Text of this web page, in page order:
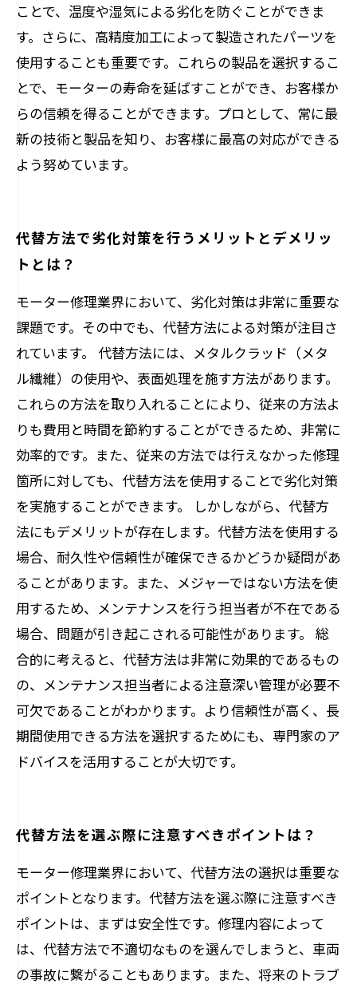
ことで、温度や湿気による劣化を防ぐことができま
す。さらに、高精度加工によって製造されたパーツを
使用することも重要です。これらの製品を選択するこ
とで、モーターの寿命を延ばすことができ、お客様か
らの信頼を得ることができます。プロとして、常に最
新の技術と製品を知り、お客様に最高の対応ができる
よう努めています。
代替方法で劣化対策を行うメリットとデメリッ
トとは？
モーター修理業界において、劣化対策は非常に重要な
課題です。その中でも、代替方法による対策が注目さ
れています。 代替方法には、メタルクラッド（メタ
ル繊維）の使用や、表面処理を施す方法があります。
これらの方法を取り入れることにより、従来の方法よ
りも費用と時間を節約することができるため、非常に
効率的です。また、従来の方法では行えなかった修理
箇所に対しても、代替方法を使用することで劣化対策
を実施することができます。 しかしながら、代替方
法にもデメリットが存在します。代替方法を使用する
場合、耐久性や信頼性が確保できるかどうか疑問があ
ることがあります。また、メジャーではない方法を使
用するため、メンテナンスを行う担当者が不在である
場合、問題が引き起こされる可能性があります。 総
合的に考えると、代替方法は非常に効果的であるもの
の、メンテナンス担当者による注意深い管理が必要不
可欠であることがわかります。より信頼性が高く、長
期間使用できる方法を選択するためにも、専門家のア
ドバイスを活用することが大切です。
代替方法を選ぶ際に注意すべきポイントは？
モーター修理業界において、代替方法の選択は重要な
ポイントとなります。代替方法を選ぶ際に注意すべき
ポイントは、まずは安全性です。修理内容によって
は、代替方法で不適切なものを選んでしまうと、車両
の事故に繋がることもあります。また、将来のトラブ